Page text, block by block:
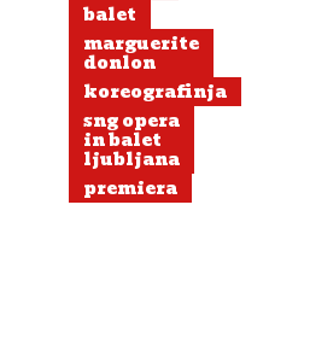
balet
marguerite
donlon
koreografinja
sng opera
in balet
ljubljana
premiera